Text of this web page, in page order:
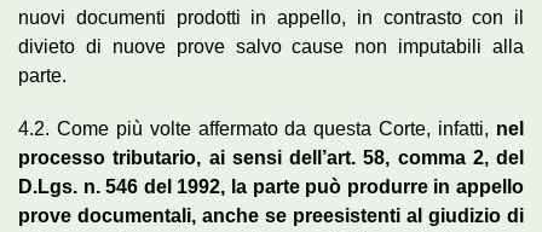
nuovi documenti prodotti in appello, in contrasto con il
divieto di nuove prove salvo cause non imputabili alla
parte.
4.2. Come più volte affermato da questa Corte, infatti, nel
processo tributario, ai sensi dell’art. 58, comma 2, del
D.Lgs. n. 546 del 1992, la parte può produrre in appello
prove documentali, anche se preesistenti al giudizio di